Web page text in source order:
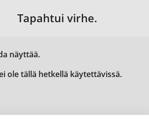
Tapahtui virhe.
näyttää.
ole tällä hetkellä käytettävissä.